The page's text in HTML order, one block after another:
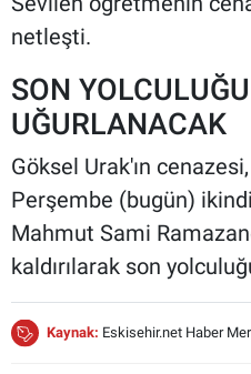
netleşti.
SON
UĞURLANACAK
Göksel Urak'ın
Perşembe (bugün)
Mahmut Sami
kaldırılarak son
Kaynak: Eskisehir.net Haber